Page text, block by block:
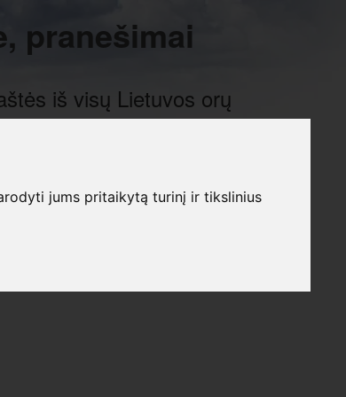
jums pritaikytą turinį ir tikslinius
pranešimai
iš visų Lietuvos orų